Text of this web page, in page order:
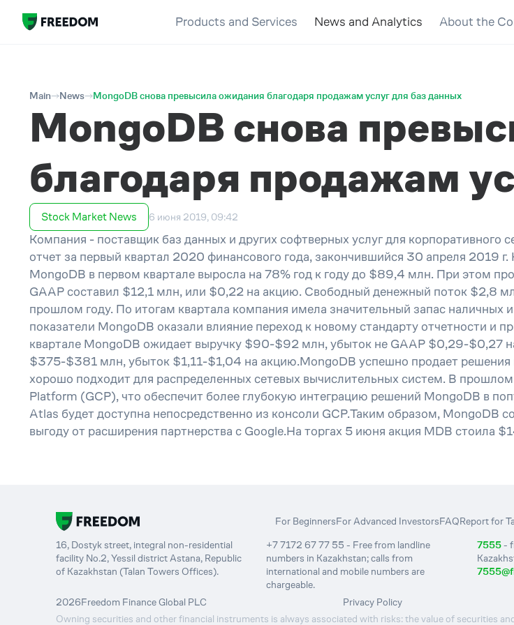
Products and Services News and Analytics About the
Main News MongoDB снова превысила ожидания благодаря продажам услуг для баз данных
MongoDB снова
благодаря продажам
Stock Market News 6 июня 2019, 09:42
Компания - поставщик баз данных и других софтверных услуг для
отчет за первый квартал 2020 финансового года, закончившийся 30 апреля 2019
MongoDB в первом квартале выросла на 78% год к году до $89,4 млн. При этом
GAAP составил $12,1 млн, или $0,22 на акцию. Свободный денежный поток $2,8
прошлом году. По итогам квартала компания имела значительный запас
показатели MongoDB оказали влияние переход к новому стандарту отчетности и
квартале MongoDB ожидает выручку $90-$92 млн, убыток не GAAP $0,29-$0,27
$375-$381 млн, убыток $1,11-$1,04 на акцию.MongoDB успешно продает решения
хорошо подходит для распределенных сетевых вычислительных систем. В
Platform (GCP), что обеспечит более глубокую интеграцию решений MongoDB в
Atlas будет доступна непосредственно из консоли GCP.Таким образом, MongoDB
выгоду от расширения партнерства с Google.На торгах 5 июня акция MDB стоила
For BeginnersFor Advanced InvestorsFAQReport for
16, Dostyk street, integral non-residential
facility No.2, Yessil district Astana, Republic
of Kazakhstan (Talan Towers Offices).
+7 7172 67 77 55 - Free from landline
numbers in Kazakhstan; calls from
international and mobile numbers are
chargeable.
7555-
2026Freedom Finance Global PLC
Privacy Policy
Owning securities and other financial instruments is always associated with risks: the value of securities